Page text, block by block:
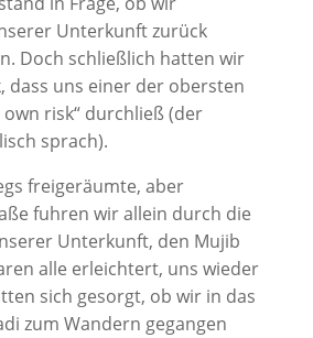
Unterkunft zurück
Doch schließlich hatten wir
dass uns einer der obersten
risk“ durchließ (der
sprach).
freigeräumte, aber
fuhren wir allein durch die
Unterkunft, den Mujib
alle erleichtert, uns wieder
sich gesorgt, ob wir in das
zum Wandern gegangen